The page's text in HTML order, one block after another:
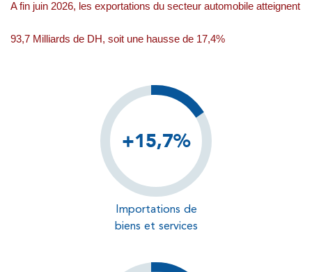
A fin juin 2026, les exportations du secteur automobile atteignent
93,7 Milliards de DH, soit une hausse de 17,4%
+15,7%
Importations de
biens et services